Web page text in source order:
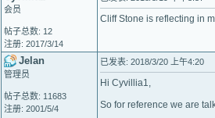
会员
帖子总数: 12
注册: 2017/3/14
Cliff Stone is reflecting in
Jelan
管理员
帖子总数: 11683
注册: 2001/5/4
已发表: 2018/3/20 上午4:20
Hi Cyvillia1,
So for reference we are